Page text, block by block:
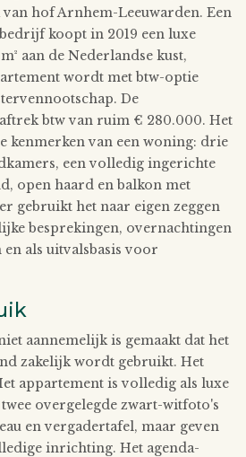
hof Arnhem-Leeuwarden. Een
koopt in 2019 een luxe
aan de Nederlandse kust,
wordt met btw-optie
De
btw van ruim € 280.000. Het
kenmerken van een woning: drie
een volledig ingerichte
open haard en balkon met
gebruikt het naar eigen zeggen
besprekingen, overnachtingen
als uitvalsbasis voor
aannemelijk is gemaakt dat het
zakelijk wordt gebruikt. Het
appartement is volledig als luxe
overgelegde zwart-witfoto's
en vergadertafel, maar geven
inrichting. Het agenda-